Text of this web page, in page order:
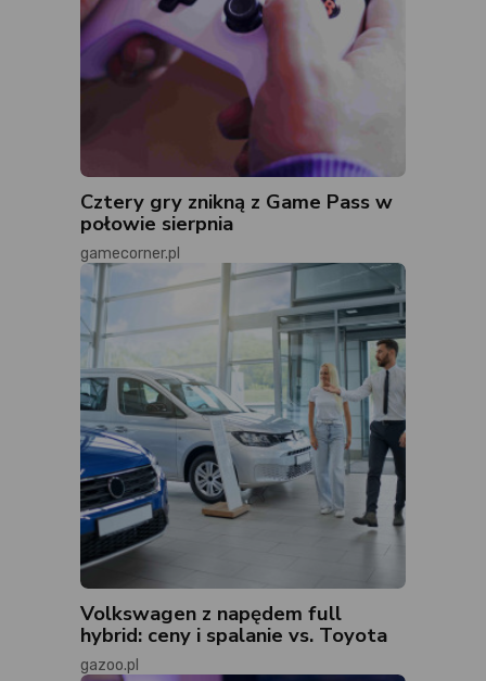
Cztery gry znikną z Game Pass w
połowie sierpnia
gamecorner.pl
Volkswagen z napędem full
hybrid: ceny i spalanie vs. Toyota
gazoo.pl